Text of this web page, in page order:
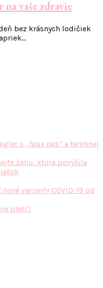
vaše zdravie
bez krásnych lodičiek
o „faux pas“ a farebnej
ženu, ktorá povýšila
varianty COVID-19 od
pleti?